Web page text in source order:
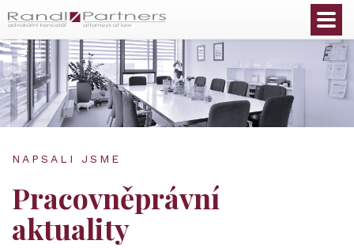
NAPSALI JSME
Pracovněprávní
aktuality
Čeština